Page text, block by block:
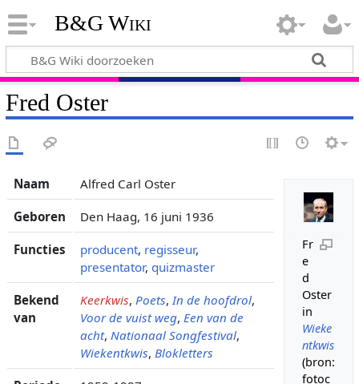
B&G Wiki
Fred Oster
Fr
e
d
Oster
in
Wieke
ntkwis
(bron:
fotoc
Naam Alfred Carl Oster
Geboren Den Haag, 16 juni 1936
Functies producent, regisseur,
presentator, quizmaster
Bekend
van
Keerkwis, Poets, In de hoofdrol,
Voor de vuist weg, Een van de
acht, Nationaal Songfestival,
Wiekentkwis, Blokletters